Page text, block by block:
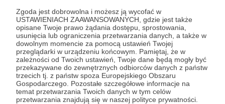
Zgoda jest dobrowolna i możesz ją wycofać w
USTAWIENIACH ZAAWANSOWANYCH, gdzie jest także
opisane Twoje prawo żądania dostępu, sprostowania,
usunięcia lub ograniczenia przetwarzania danych, a także w
dowolnym momencie za pomocą ustawień Twojej
przeglądarki w urządzeniu końcowym. Pamiętaj, że w
zależności od Twoich ustawień, Twoje dane będą mogły być
przekazywane do zewnętrznych odbiorców danych z państw
trzecich tj. z państw spoza Europejskiego Obszaru
Gospodarczego. Pozostałe szczegółowe informacje na
temat przetwarzania Twoich danych w tym celów
przetwarzania znajdują się w naszej polityce prywatności.